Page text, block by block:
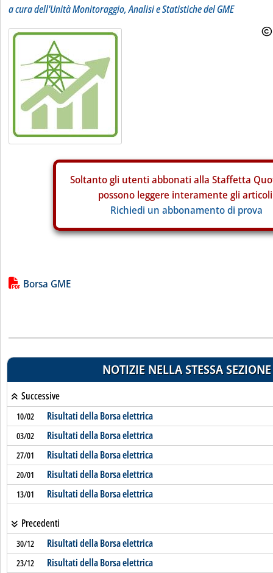
a cura dell'Unità Monitoraggio, Analisi e Statistiche del GME
Soltanto gli utenti abbonati alla Staffetta
possono leggere interamente gli
Richiedi un abbonamento di prova
Lista allegati PDF alla notizia
Borsa GME
NOTIZIE NELLA STESSA SEZIONE
Successive
10/02 Risultati della Borsa elettrica
03/02 Risultati della Borsa elettrica
27/01 Risultati della Borsa elettrica
20/01 Risultati della Borsa elettrica
13/01 Risultati della Borsa elettrica
Precedenti
30/12 Risultati della Borsa elettrica
23/12 Risultati della Borsa elettrica